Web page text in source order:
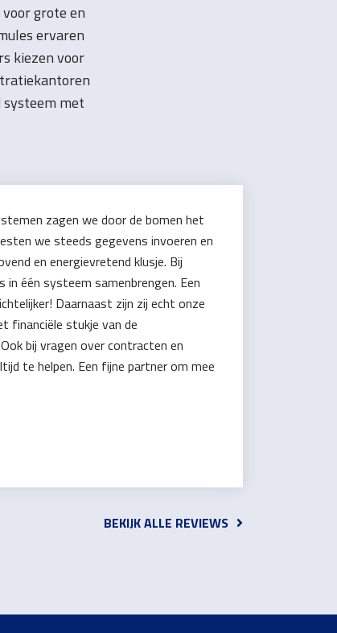
grote en
ervaren
kiezen voor
systeem met
zagen we door de bomen het
we steeds gegevens invoeren en
en energievretend klusje. Bij
in één systeem samenbrengen. Een
Daarnaast zijn zij echt onze
financiële stukje van de
bij vragen over contracten en
te helpen. Een fijne partner om mee
BEKIJK ALLE REVIEWS